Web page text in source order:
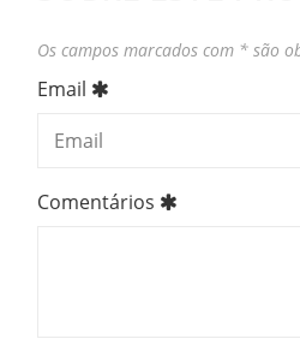
Os campos marcados com * são
Email
Comentários